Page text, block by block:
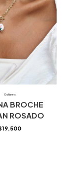
Collares
BROCHE
ROSADO
19.500